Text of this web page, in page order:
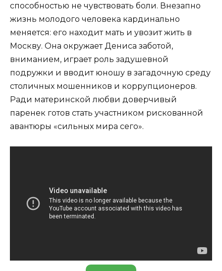
способностью не чувствовать боли. Внезапно
жизнь молодого человека кардинально
меняется: его находит мать и увозит жить в
Москву. Она окружает Дениса заботой,
вниманием, играет роль задушевной
подружки и вводит юношу в загадочную среду
столичных мошенников и коррупционеров.
Ради материнской любви доверчивый
паренек готов стать участником рискованной
авантюры «сильных мира сего».